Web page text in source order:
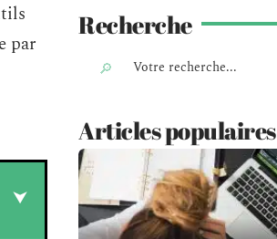
par
Recherche
Articles populaires